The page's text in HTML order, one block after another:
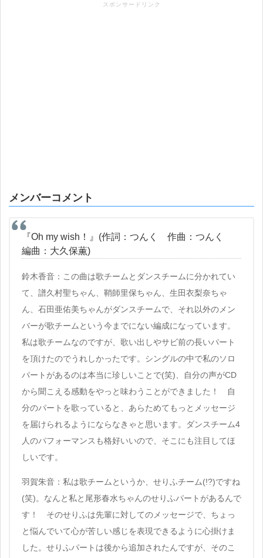
スポンサードリンク
メンバーコメント
『Oh my wish！』(作詞：つんく 作曲：つんく
編曲：大久保薫)
鈴木香音：この曲は歌チームとダンスチームに分かれてい
て、譜久村聖ちゃん、鞘師里保ちゃん、生田衣梨奈ちゃ
ん、石田亜佑美ちゃんがダンスチームで、それ以外のメン
バーが歌チームという今までにない編成になっています。
私は歌チームなのですが、歌い出しやサビ前の長いパート
を頂けたのでうれしかったです。シングルの中で私のソロ
パートがあるのは本当に珍しいことで(笑)、自分の声がCD
から聞こえる感動をやっと味わうことができました！ 自
分のパートを歌っていると、あらためてもっとメッセージ
を届けられるようにならなきゃと思います。ダンスチーム4
人のパフォーマンスも格好いいので、そこにも注目してほ
しいです。
羽賀朱音：私は歌チームというか、せりふチーム(!?)ですね
(笑)。なんと私と尾形春水ちゃんのせりふパートがあるんで
す！ そのせりふは先輩に対してのメッセージで、ちょっ
と悩んでいて心が苦しい感じを表現できるように心掛けま
した。せりふパートは後から追加されたんですが、そのこ